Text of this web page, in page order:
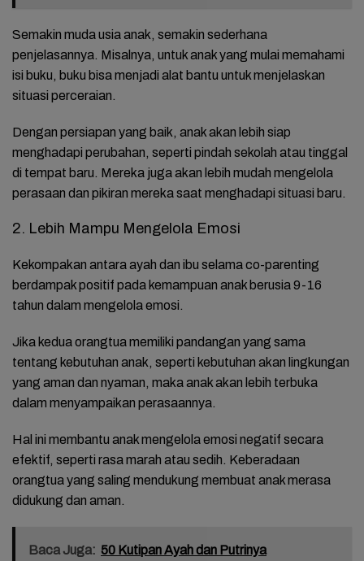
Semakin muda usia anak, semakin sederhana
penjelasannya. Misalnya, untuk anak yang mulai memahami
isi buku, buku bisa menjadi alat bantu untuk menjelaskan
situasi perceraian.
Dengan persiapan yang baik, anak akan lebih siap
menghadapi perubahan, seperti pindah sekolah atau tinggal
di tempat baru. Mereka juga akan lebih mudah mengelola
perasaan dan pikiran mereka saat menghadapi situasi baru.
2. Lebih Mampu Mengelola Emosi
Kekompakan antara ayah dan ibu selama co-parenting
berdampak positif pada kemampuan anak berusia 9-16
tahun dalam mengelola emosi.
Jika kedua orangtua memiliki pandangan yang sama
tentang kebutuhan anak, seperti kebutuhan akan lingkungan
yang aman dan nyaman, maka anak akan lebih terbuka
dalam menyampaikan perasaannya.
Hal ini membantu anak mengelola emosi negatif secara
efektif, seperti rasa marah atau sedih. Keberadaan
orangtua yang saling mendukung membuat anak merasa
didukung dan aman.
Baca Juga: 50 Kutipan Ayah dan Putrinya